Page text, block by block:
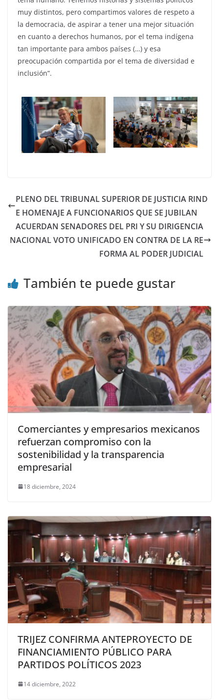
muy distintos, pero compartimos valores de respeto a
la democracia, de aspirar a tener una mejor situación
en cuanto a derechos humanos, por el tema indígena
tan importante para ambos países (…) y esa
preocupación compartida por el tema de diversidad e
inclusión”.
PLENO DEL TRIBUNAL SUPERIOR DE JUSTICIA RIND
E HOMENAJE A FUNCIONARIOS QUE SE JUBILAN
ACUERDAN SENADORES DEL PRI Y SU DIRIGENCIA
NACIONAL VOTO UNIFICADO EN CONTRA DE LA RE
FORMA AL PODER JUDICIAL
También te puede gustar
Comerciantes y empresarios mexicanos
refuerzan compromiso con la
sostenibilidad y la transparencia
empresarial
18 diciembre, 2024
TRIJEZ CONFIRMA ANTEPROYECTO DE
FINANCIAMIENTO PÚBLICO PARA
PARTIDOS POLÍTICOS 2023
14 diciembre, 2022